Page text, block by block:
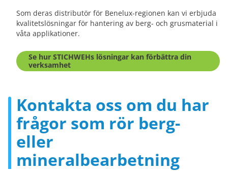
Som deras distributör för Benelux-regionen kan vi erbjuda
kvalitetslösningar för hantering av berg- och grusmaterial i
våta applikationer.
Se hur STICHWEHs lösningar kan förbättra din
verksamhet
Kontakta oss om du har
frågor som rör berg-
eller
mineralbearbetning